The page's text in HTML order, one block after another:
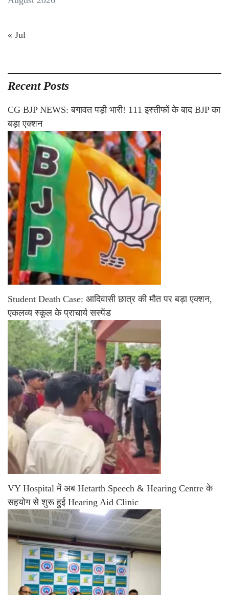
« Jul
Recent Posts
CG BJP NEWS: बगावत पड़ी भारी! 111 इस्तीफों के बाद BJP का
बड़ा एक्शन
Student Death Case: आदिवासी छात्र की मौत पर बड़ा एक्शन,
एकलव्य स्कूल के प्राचार्य सस्पेंड
VY Hospital में अब Hetarth Speech & Hearing Centre के
सहयोग से शुरू हुई Hearing Aid Clinic